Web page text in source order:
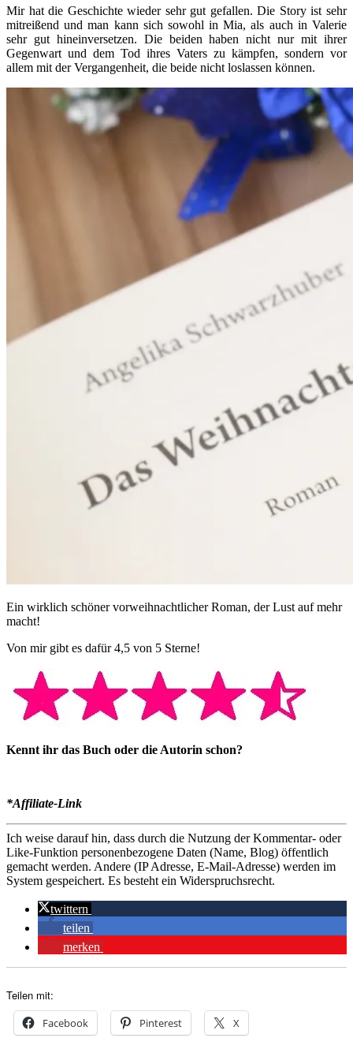
Mir hat die Geschichte wieder sehr gut gefallen. Die Story ist sehr
mitreißend und man kann sich sowohl in Mia, als auch in Valerie
sehr gut hineinversetzen. Die beiden haben nicht nur mit ihrer
Gegenwart und dem Tod ihres Vaters zu kämpfen, sondern vor
allem mit der Vergangenheit, die beide nicht loslassen können.
Ein wirklich schöner vorweihnachtlicher Roman, der Lust auf mehr
macht!
Von mir gibt es dafür 4,5 von 5 Sterne!
Kennt ihr das Buch oder die Autorin schon?
*Affiliate-Link
Ich weise darauf hin, dass durch die Nutzung der Kommentar- oder
Like-Funktion personenbezogene Daten (Name, Blog) öffentlich
gemacht werden. Andere (IP Adresse, E-Mail-Adresse) werden im
System gespeichert. Es besteht ein Widerspruchsrecht.
twittern
teilen
merken
Teilen mit:
Facebook Pinterest X